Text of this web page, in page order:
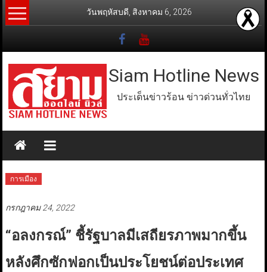
Skip
to
วันพฤหัสบดี, สิงหาคม 6, 2026
Siam Hotline News
ประเด็นข่าวร้อน ข่าวด่วนทั่วไทย
การเมือง
กรกฎาคม 24, 2022
“อลงกรณ์” ชี้รัฐบาลมีเสถียรภาพมากขึ้น
หลังศึกซักฟอกเป็นประโยชน์ต่อประเทศ